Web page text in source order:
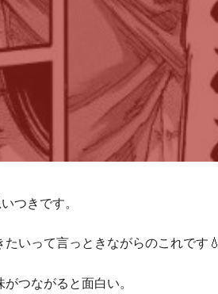
つきです。
いって言っときながらのこれです💧
つながると面白い。